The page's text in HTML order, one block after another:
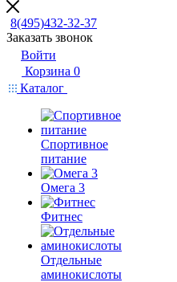
8(495)432-32-37
Заказать звонок
Войти
Корзина 0
Каталог
Спортивное
питание
Омега 3
Фитнес
Отдельные
аминокислоты